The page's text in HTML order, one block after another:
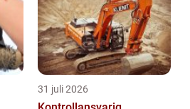
31 juli 2026